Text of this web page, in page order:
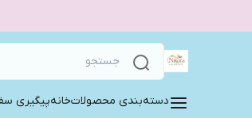
دسته‌بندی محصولاتخانهپیگیری